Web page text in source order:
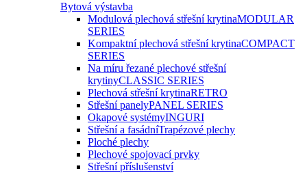
Bytová výstavba
Modulová plechová střešní krytinaMODULAR
SERIES
Kompaktní plechová střešní krytinaCOMPACT
SERIES
Na míru řezané plechové střešní
krytinyCLASSIC SERIES
Plechová střešní krytinaRETRO
Střešní panelyPANEL SERIES
Okapové systémyINGURI
Střešní a fasádníTrapézové plechy
Ploché plechy
Plechové spojovací prvky
Střešní příslušenství